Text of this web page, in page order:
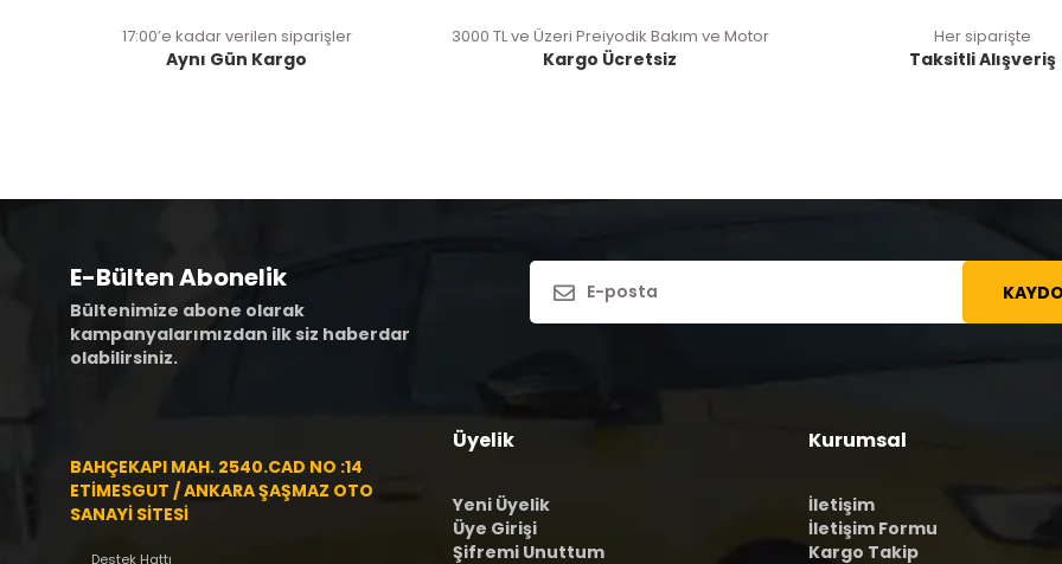
17:00’e kadar verilen siparişler
Aynı Gün Kargo
3000 TL ve Üzeri Preiyodik Bakım ve Motor
Kargo Ücretsiz
Her siparişte
Taksitli Alışveriş
E-Bülten Abonelik
Bültenimize abone olarak
kampanyalarımızdan ilk siz haberdar
olabilirsiniz.
BAHÇEKAPI MAH. 2540.CAD NO :14
ETİMESGUT / ANKARA ŞAŞMAZ OTO
SANAYİ SİTESİ
Destek Hattı
Üyelik
Yeni Üyelik
Üye Girişi
Şifremi Unuttum
Kurumsal
İletişim
İletişim Formu
Kargo Takip